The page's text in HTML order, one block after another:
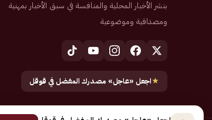
بنشر الأخبار المحلية والمنافسة في سبق الأخبار بمهنية
ومصداقية وموضوعية
★اجعل «عاجل» مصدرك المفضل في قوقل